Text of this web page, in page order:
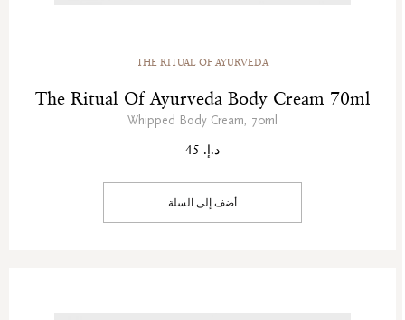
THE RITUAL OF AYURVEDA
The Ritual Of Ayurveda Body Cream 70ml
Whipped Body Cream, 70ml
د.إ. 45
أضف إلى السلة